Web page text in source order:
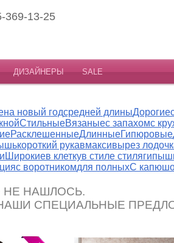
369-13-25
ДИЗАЙНЕРЫ SALE
на новый годсредней длиныДорогие
СтильныеВязаныес запахомс
РасклешенныеДлинныеГипюровые
короткий рукавмаксивырез
Широкиев клеткув стиле стиляги
с воротникомдля полныхС
НЕ НАШЛОСЬ.
СПЕЦИАЛЬНЫЕ